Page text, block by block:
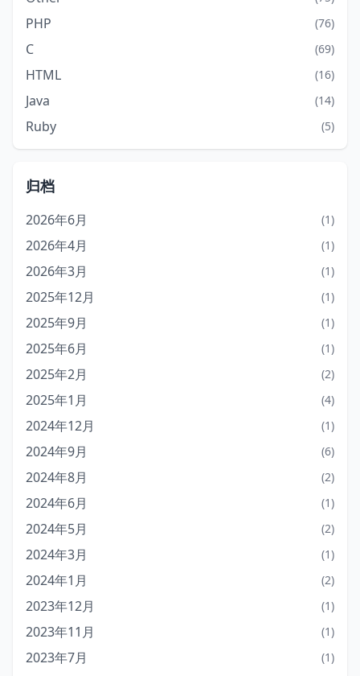
PHP (76)
C (69)
HTML (16)
Java (14)
Ruby (5)
归档
2026年6月 (1)
2026年4月 (1)
2026年3月 (1)
2025年12月 (1)
2025年9月 (1)
2025年6月 (1)
2025年2月 (2)
2025年1月 (4)
2024年12月 (1)
2024年9月 (6)
2024年8月 (2)
2024年6月 (1)
2024年5月 (2)
2024年3月 (1)
2024年1月 (2)
2023年12月 (1)
2023年11月 (1)
2023年7月 (1)